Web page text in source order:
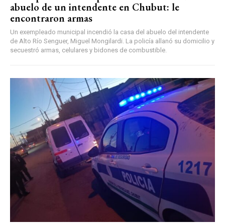
abuelo de un intendente en Chubut: le
encontraron armas
Un exempleado municipal incendió la casa del abuelo del intendente
de Alto Río Senguer, Miguel Mongilardi. La policía allanó su domicilio y
secuestró armas, celulares y bidones de combustible.